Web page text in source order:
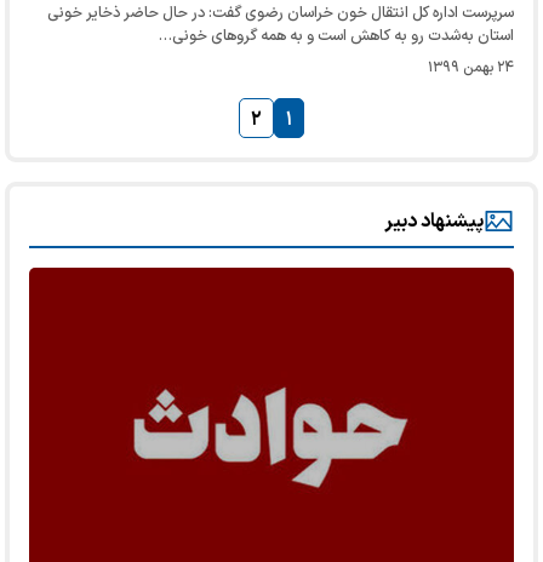
سرپرست اداره کل انتقال خون خراسان رضوی گفت: در حال حاضر ذخایر خونی
استان به‌شدت رو به کاهش است و به همه گروهای خونی…
۲۴ بهمن ۱۳۹۹
۱ ۲
پیشنهاد دبیر